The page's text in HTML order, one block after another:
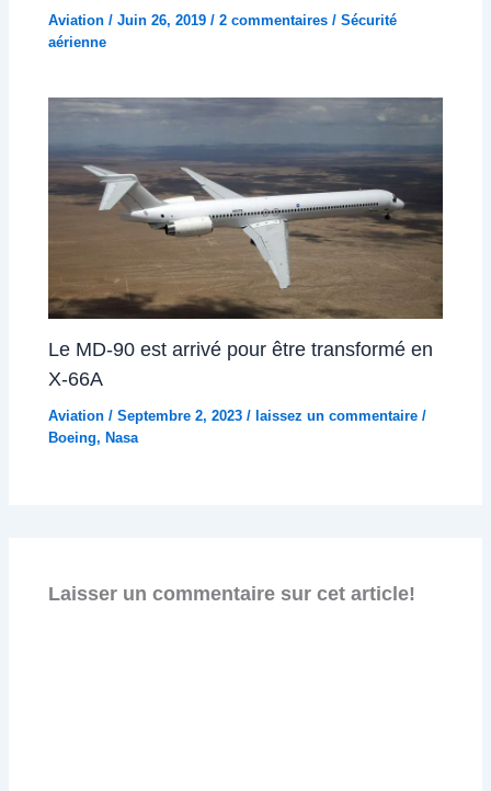
Aviation /Juin 26, 2019/2 commentaires /Sécurité
aérienne
Le MD-90 est arrivé pour être transformé en
X-66A
Aviation /Septembre 2, 2023/ laissez un commentaire /
Boeing, Nasa
Laisser un commentaire sur cet article!